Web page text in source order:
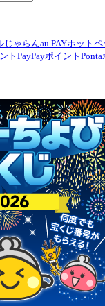
じゃらんau PAYホットペ
ト PayPayポイント Ponta